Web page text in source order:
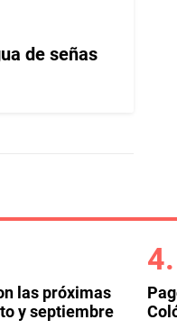
de señas
las próximas
y septiembre